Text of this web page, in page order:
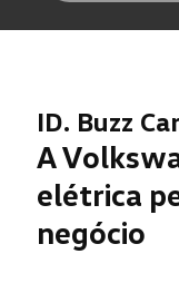
Primeiro nome*
Apelido(s)*
ID. Buzz
A
elétrica
negócio